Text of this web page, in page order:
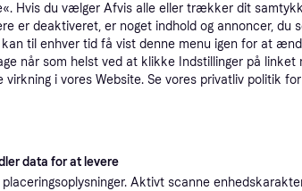
48 kr. fragt
Hvis du vælger Afvis alle eller trækker dit
er deaktiveret, er noget indhold og annoncer, du
til enhver tid få vist denne menu igen for at
når som helst ved at klikke Indstillinger på linket
virkning i vores Website. Se vores privatliv politik
data for at levere
Aktivt scanne